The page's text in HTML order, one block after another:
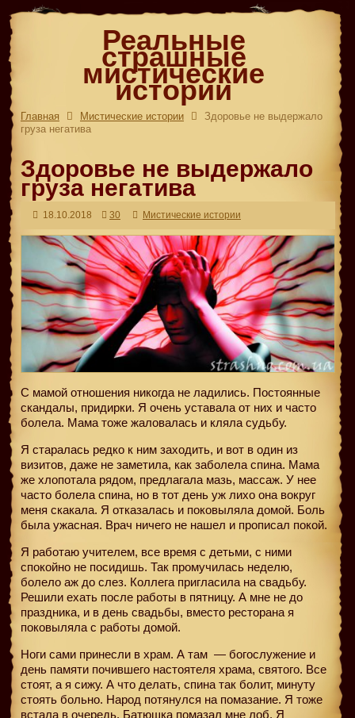
Реальные
страшные
мистические
истории
Главная Мистические истории
Здоровье не выдержало
груза негатива
Здоровье не выдержало
груза негатива
18.10.2018 30 Мистические истории
С мамой отношения никогда не ладились. Постоянные
скандалы, придирки. Я очень уставала от них и часто
болела. Мама тоже жаловалась и кляла судьбу.
Я старалась редко к ним заходить, и вот в один из
визитов, даже не заметила, как заболела спина. Мама
же хлопотала рядом, предлагала мазь, массаж. У нее
часто болела спина, но в тот день уж лихо она вокруг
меня скакала. Я отказалась и поковыляла домой. Боль
была ужасная. Врач ничего не нашел и прописал покой.
Я работаю учителем, все время с детьми, с ними
спокойно не посидишь. Так промучилась неделю,
болело аж до слез. Коллега пригласила на свадьбу.
Решили ехать после работы в пятницу. А мне не до
праздника, и в день свадьбы, вместо ресторана я
поковыляла с работы домой.
Ноги сами принесли в храм. А там — богослужение и
день памяти почившего настоятеля храма, святого. Все
стоят, а я сижу. А что делать, спина так болит, минуту
стоять больно. Народ потянулся на помазание. Я тоже
встала в очередь. Батюшка помазал мне лоб. Я